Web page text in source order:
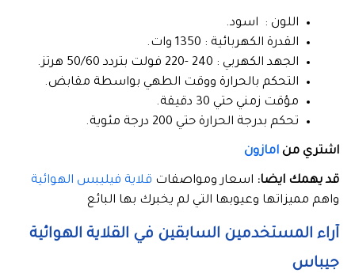
اللون : اسود.
القدرة الكهربائية : 1350 وات.
الجهد الكهربي : 240 -220 فولت بتردد 50/60 هرتز.
التحكم بالحرارة ووقت الطهي بواسطة مقابض.
مؤقت زمني حتي 30 دقيقة.
تحكم بدرجة الحرارة حتي 200 درجة مئوية.
اشتري من امازون
قد يهمك ايضا: اسعار ومواصفات قلاية فيليبس الهوائية
واهم مميزاتها وعيوبها التي لم يخبرك بها البائع
آراء المستخدمين السابقين في القلاية الهوائية
جيباس